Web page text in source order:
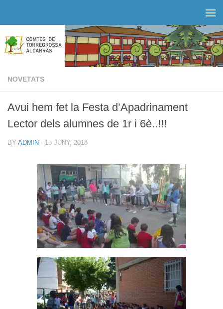
NOVETATS
Avui hem fet la Festa d’Apadrinament
Lector dels alumnes de 1r i 6è..!!!
BY ADMIN · 15 JUNY, 2018